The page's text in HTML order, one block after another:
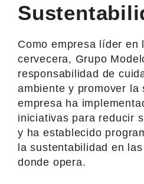
Como empresa líder en
cervecera, Grupo
responsabilidad de
ambiente y promover la
empresa ha
iniciativas para reducir
y ha establecido
la sustentabilidad en
donde opera.